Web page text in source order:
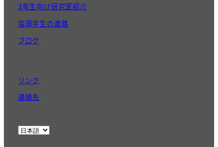
3年生向け研究室紹介
指導学生の進路
ブログ
リンク
連絡先